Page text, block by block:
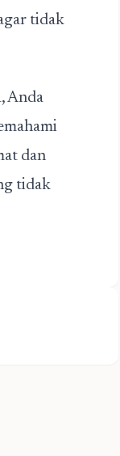
tidak
Anda
dan
tidak